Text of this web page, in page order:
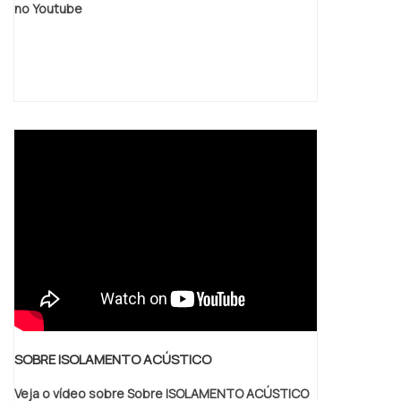
no Youtube
SOBRE ISOLAMENTO ACÚSTICO
Veja o vídeo sobre Sobre ISOLAMENTO ACÚSTICO